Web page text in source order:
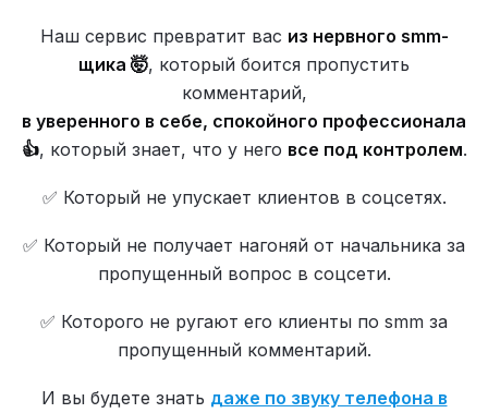
Наш сервис превратит вас из нервного smm-
щика 🤯, который боится пропустить
комментарий,
в уверенного в себе, спокойного профессионала
👍, который знает, что у него все под контролем.
✅ Который не упускает клиентов в соцсетях.
✅ Который не получает нагоняй от начальника за
пропущенный вопрос в соцсети.
✅ Которого не ругают его клиенты по smm за
пропущенный комментарий.
И вы будете знать даже по звуку телефона в